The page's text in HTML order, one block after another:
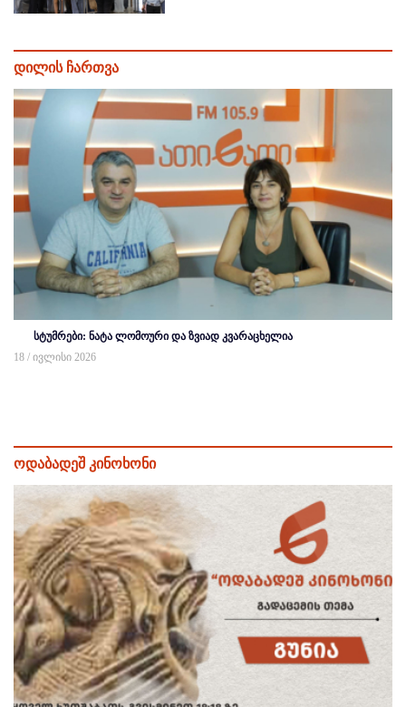
დილის ჩართვა
სტუმრები: ნატა ლომოური და ზვიად კვარაცხელია
18 / ივლისი 2026
ოდაბადეშ კინოხონი